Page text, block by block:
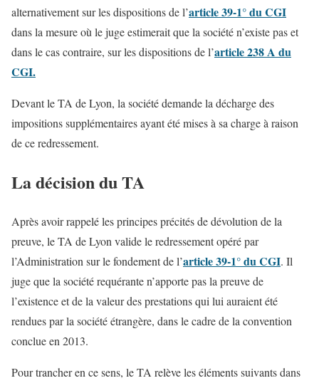
alternativement sur les dispositions de l’article 39-1° du CGI
dans la mesure où le juge estimerait que la société n’existe pas et
dans le cas contraire, sur les dispositions de l’article 238 A du
CGI.
Devant le TA de Lyon, la société demande la décharge des
impositions supplémentaires ayant été mises à sa charge à raison
de ce redressement.
La décision du TA
Après avoir rappelé les principes précités de dévolution de la
preuve, le TA de Lyon valide le redressement opéré par
l’Administration sur le fondement de l’article 39-1° du CGI. Il
juge que la société requérante n’apporte pas la preuve de
l’existence et de la valeur des prestations qui lui auraient été
rendues par la société étrangère, dans le cadre de la convention
conclue en 2013.
Pour trancher en ce sens, le TA relève les éléments suivants dans